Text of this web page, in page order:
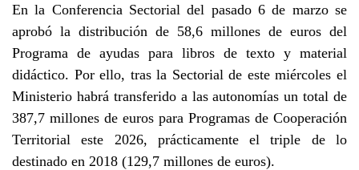
En la Conferencia Sectorial del pasado 6 de marzo se
aprobó la distribución de 58,6 millones de euros del
Programa de ayudas para libros de texto y material
didáctico. Por ello, tras la Sectorial de este miércoles el
Ministerio habrá transferido a las autonomías un total de
387,7 millones de euros para Programas de Cooperación
Territorial este 2026, prácticamente el triple de lo
destinado en 2018 (129,7 millones de euros).